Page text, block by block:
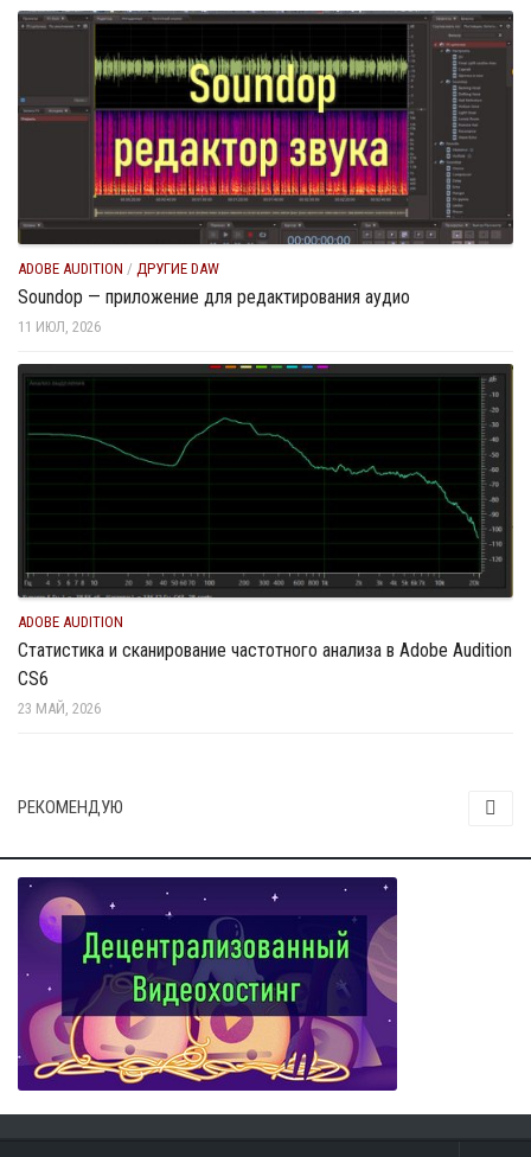
ADOBE AUDITION / ДРУГИЕ DAW
Soundop — приложение для редактирования аудио
11 ИЮЛ, 2026
ADOBE AUDITION
Статистика и сканирование частотного анализа в Adobe Audition
CS6
23 МАЙ, 2026
РЕКОМЕНДУЮ